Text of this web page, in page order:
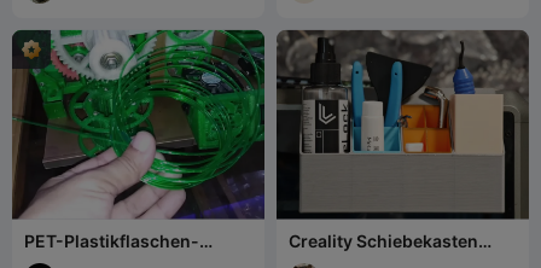
PET-Plastikflaschen-
Recycler v2
Creality Schiebekasten
v2.0